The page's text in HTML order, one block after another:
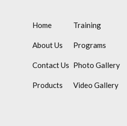
Home
About Us
Contact Us
Products
Training
Programs
Photo Gallery
Video Gallery